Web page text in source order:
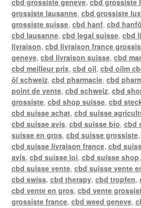
cbd grossiste geneve, cbd grossiste
grossiste lausanne, cbd grossiste
grossiste suisse, cbd hanf, cbd
cbd lausanne, cbd legal suisse, cbd
livraison, cbd livraison france
geneve, cbd livraison suisse, cbd
cbd meilleur prix, cbd oil, cbd oilm
öl schweiz, cbd pharmacie, cbd
point de vente, cbd schweiz, cbd
grossiste, cbd shop suisse, cbd
cbd suisse achat, cbd suisse
cbd suisse avis, cbd suisse bio, cbd
suisse en gros, cbd suisse grossiste,
cbd suisse livraison france, cbd
avis, cbd suisse loi, cbd suisse shop,
cbd suisse vente, cbd suisse vente
cbd swiss, cbd therapy, cbd tropfen,
cbd vente en gros, cbd vente
grossiste france, cbd weed geneve,